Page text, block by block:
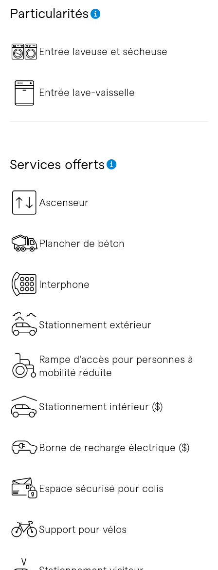
Particularités
Entrée laveuse et sécheuse
Entrée lave-vaisselle
Services offerts
Ascenseur
Plancher de béton
Interphone
Stationnement extérieur
Rampe d'accès pour personnes à
mobilité réduite
Stationnement intérieur ($)
Borne de recharge électrique ($)
Espace sécurisé pour colis
Support pour vélos